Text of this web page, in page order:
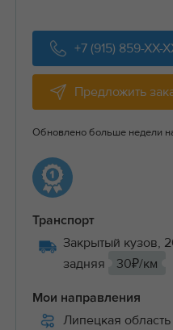
+7 (915) 859-XX-
Предложить
Обновлено больше недели
Транспорт
Закрытый кузов,
задняя
30₽/км
Мои направления
Липецкая область